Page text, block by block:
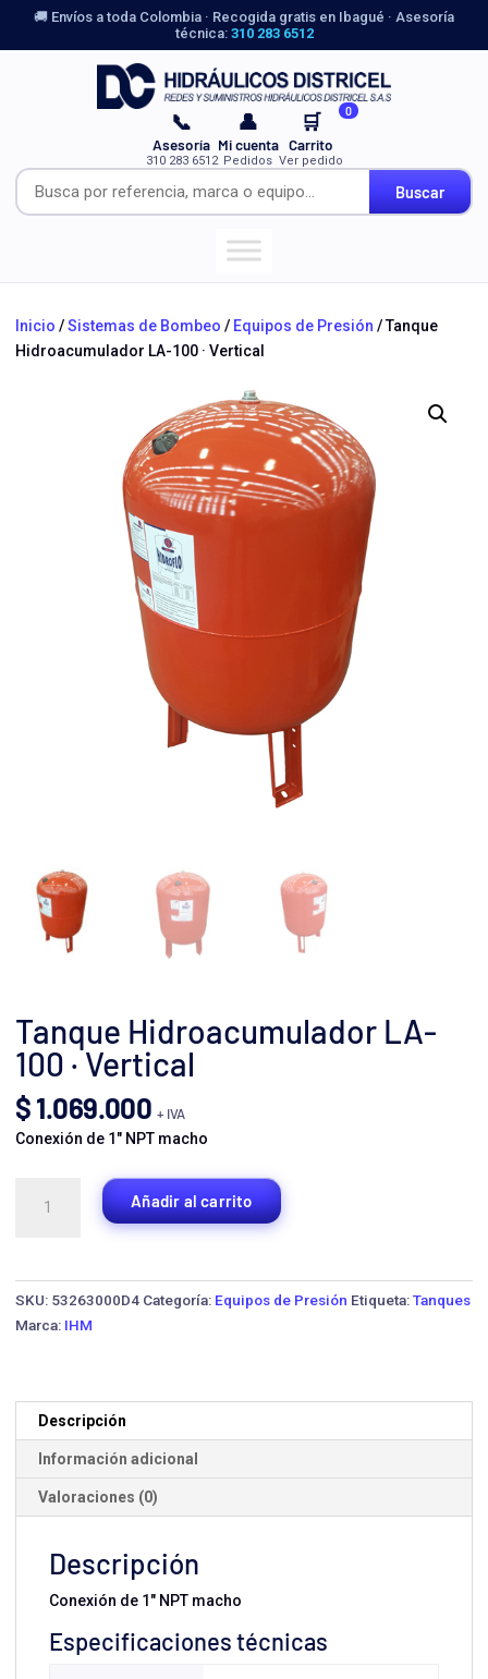
🚚 Envíos a toda Colombia · Recogida gratis en Ibagué · Asesoría
técnica: 310 283 6512
Buscar
📞
Asesoría
310 283 6512
👤
Mi cuenta
Pedidos
🛒 0
Carrito
Ver pedido
Inicio /Sistemas de Bombeo / Equipos de Presión / Tanque
Hidroacumulador LA-100 · Vertical
Tanque Hidroacumulador LA-
100 · Vertical
$1.069.000 + IVA
Conexión de 1″ NPT macho
Hidroacumulador
Añadir al carrito
SKU: 53263000D4 Categoría: Equipos de Presión Etiqueta:Tanques
Marca: IHM
Descripción
Información adicional
Valoraciones (0)
Descripción
Conexión de 1" NPT macho
Especificaciones técnicas